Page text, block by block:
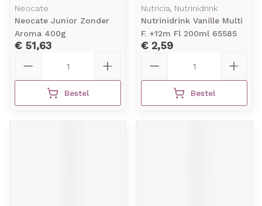
Neocate
Neocate Junior Zonder
Aroma 400g
€ 51,63
Bestel
Nutricia, Nutrinidrink
Nutrinidrink Vanille Multi
F. +12m Fl 200ml 65585
€ 2,59
Bestel